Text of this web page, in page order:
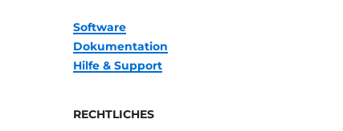
Software
Dokumentation
Hilfe & Support
RECHTLICHES